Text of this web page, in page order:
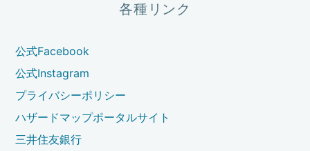
各種リンク
公式Facebook
公式Instagram
プライバシーポリシー
ハザードマップポータルサイト
三井住友銀行